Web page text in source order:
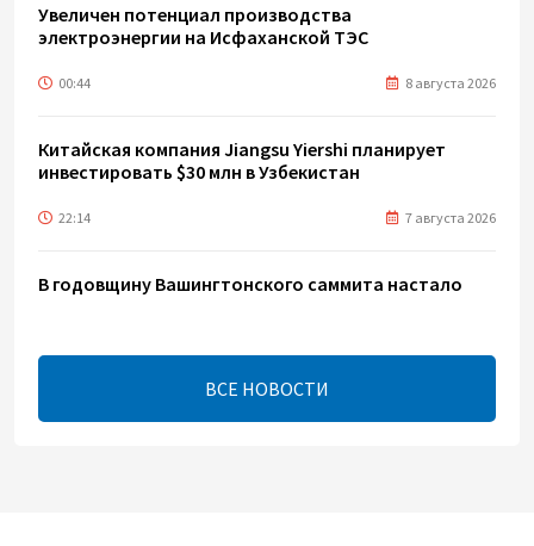
Увеличен потенциал производства
электроэнергии на Исфаханской ТЭС
00:44 8 августа 2026
Китайская компания Jiangsu Yiershi планирует
инвестировать $30 млн в Узбекистан
22:14 7 августа 2026
В годовщину Вашингтонского саммита настало
ВСЕ НОВОСТИ